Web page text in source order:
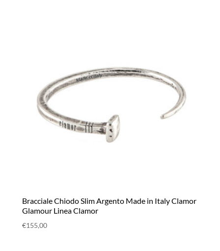
Bracciale Chiodo Slim Argento Made in Italy Clamor
Glamour Linea Clamor
€155,00